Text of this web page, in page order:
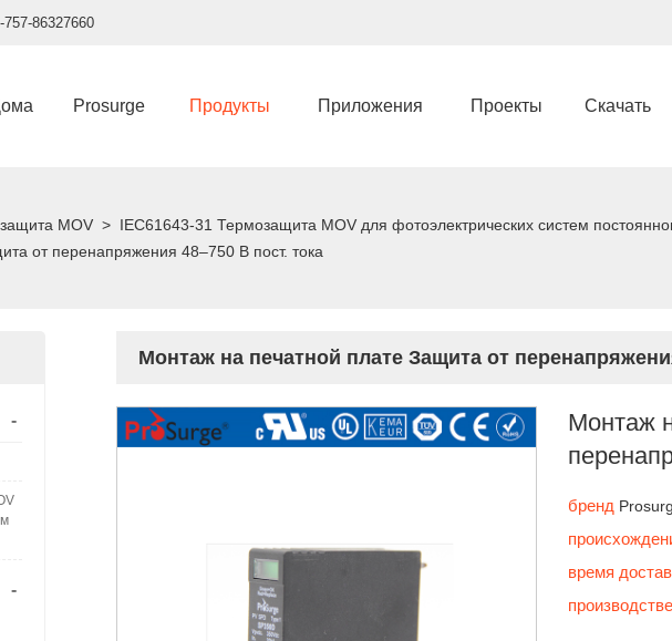
757-86327660
Prosurge Продукты Приложения Проекты Скачать
MOV > IEC61643-31 Термозащита MOV для фотоэлектрических систем
от перенапряжения 48–750 В пост. тока
Монтаж на печатной плате Защита от
Монтаж
бренд
время
-
-